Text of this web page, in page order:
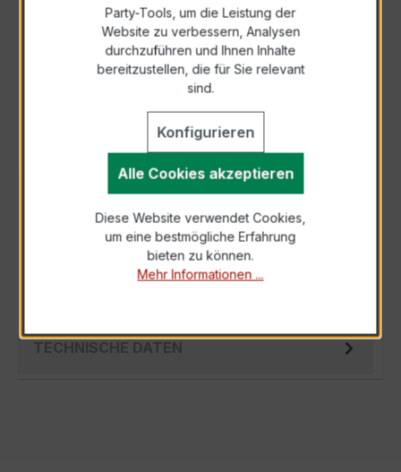
Anfrage schriftlich
Als PDF exportieren
Der EASKD 21.3 3x150/1A 5VA Kl.0,5 ist ein
kompakter, hochpräziser
Verrechnungsstromwandler der bewährten
TECHNISCHE DATEN
Party-Tools, um die Leistung der
Website zu verbessern, Analysen
durchzuführen und Ihnen Inhalte
bereitzustellen, die für Sie relevant
sind.
Konfigurieren
Alle Cookies akzeptieren
Diese Website verwendet Cookies,
um eine bestmögliche Erfahrung
bieten zu können.
Mehr Informationen ...